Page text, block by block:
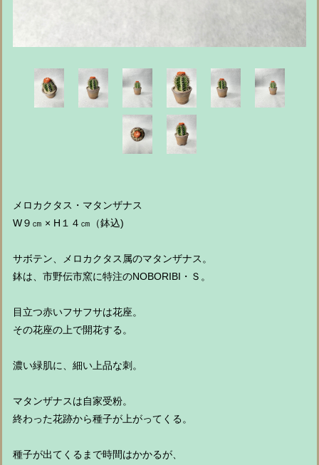
メロカクタス・マタンザナス
W９㎝ × H１４㎝（鉢込)
サボテン、メロカクタス属のマタンザナス。
鉢は、市野伝市窯に特注のNOBORIBI・Ｓ。
目立つ赤いフサフサは花座。
その花座の上で開花する。
濃い緑肌に、細い上品な刺。
マタンザナスは自家受粉。
終わった花跡から種子が上がってくる。
種子が出てくるまで時間はかかるが、